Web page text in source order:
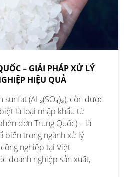
– GIẢI PHÁP XỬ LÝ
HIỆU QUẢ
(AL₂(SO₄)₃), còn được
là loại nhập khẩu từ
đơn Trung Quốc) – là
biến trong ngành xử lý
nghiệp tại Việt
doanh nghiệp sản xuất,